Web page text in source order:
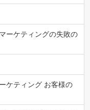
ーケティングの失敗の
ケティング お客様の